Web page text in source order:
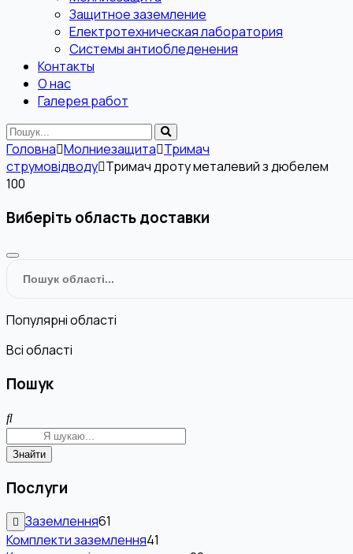
Защитное заземление
Електротехническая лаборатория
Системы антиобледенения
Контакты
О нас
Галерея работ
Головна Молниезащита Тримач
струмовідводу Тримач дроту металевий з дюбелем
100
Виберіть область доставки
Популярні області
Всі області
Пошук
Знайти
Послуги
Заземлення61
Комплекти заземлення41